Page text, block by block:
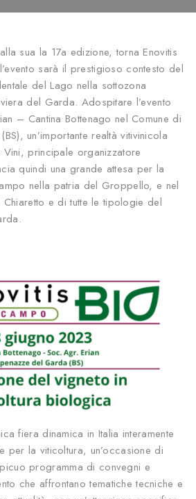
sua la 17a edizione, torna Enovitis
sarà il prestigioso contesto del
del Lago nella sottozona
del Garda. Adospitare l’evento
– Cantina Bottenago nel Comune di
un’importante realtà vitivinicola
principale organizzatore
quindi una grande attesa per la
nella patria del Groppello, e nel
e di tutte le tipologie del
fiera dinamica in Italia interamente
per la viticoltura, un’occasione di
programma di convegni e
che affrontano tematiche tecniche e